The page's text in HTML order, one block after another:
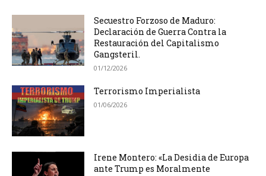
Secuestro Forzoso de Maduro:
Declaración de Guerra Contra la
Restauración del Capitalismo
Gangsteril.
01/12/2026
Terrorismo Imperialista
01/06/2026
Irene Montero: «La Desidia de Europa
ante Trump es Moralmente